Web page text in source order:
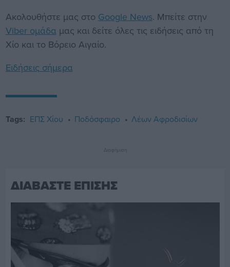
Ακολουθήστε μας στο Google News. Μπείτε στην
Viber ομάδα μας και δείτε όλες τις ειδήσεις από τη
Χίο και το Βόρειο Αιγαίο.
Ειδήσεις σήμερα
Tags: ΕΠΣ Χίου Ποδόσφαιρο Λέων Αφροδισίων
Διαφήμιση
ΔΙΑΒΑΣΤΕ ΕΠΙΣΗΣ